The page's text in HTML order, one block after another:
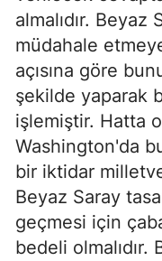
almalıdır.
müdahale
açısına göre
şekilde yaparak
işlemiştir. Hatta
Washington'da
bir iktidar
Beyaz Saray
geçmesi için
bedeli olmalıdır.